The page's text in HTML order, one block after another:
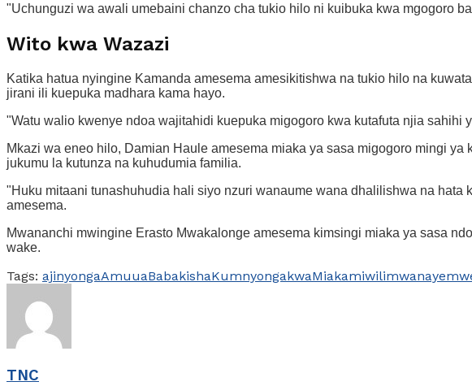
"Uchunguzi wa awali umebaini chanzo cha tukio hilo ni kuibuka kwa mgogoro
Wito kwa Wazazi
Katika hatua nyingine Kamanda amesema amesikitishwa na tukio hilo na
jirani ili kuepuka madhara kama hayo.
"Watu walio kwenye ndoa wajitahidi kuepuka migogoro kwa kutafuta njia
Mkazi wa eneo hilo, Damian Haule amesema miaka ya sasa migogoro mingi
jukumu la kutunza na kuhudumia familia.
"Huku mitaani tunashuhudia hali siyo nzuri wanaume wana dhalilishwa na
amesema.
Mwananchi mwingine Erasto Mwakalonge amesema kimsingi miaka ya sasa
wake.
Tags: ajinyongaAmuuaBabakishaKumnyongakwaMiakamiwilimwanaye
TNC